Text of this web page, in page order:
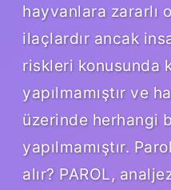
hayvanlara zararlı
ilaçlardır ancak
riskleri konusunda
yapılmamıştır ve
üzerinde herhangi
yapılmamıştır.
alır? PAROL,